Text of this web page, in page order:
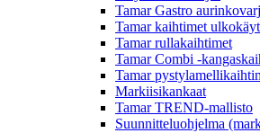
Tamar Gastro
Tamar kaihtimet
Tamar rullakaihtimet
Tamar Combi -
Tamar
Markiisikankaat
Tamar TREND-mallisto
Suunnitteluohjelma